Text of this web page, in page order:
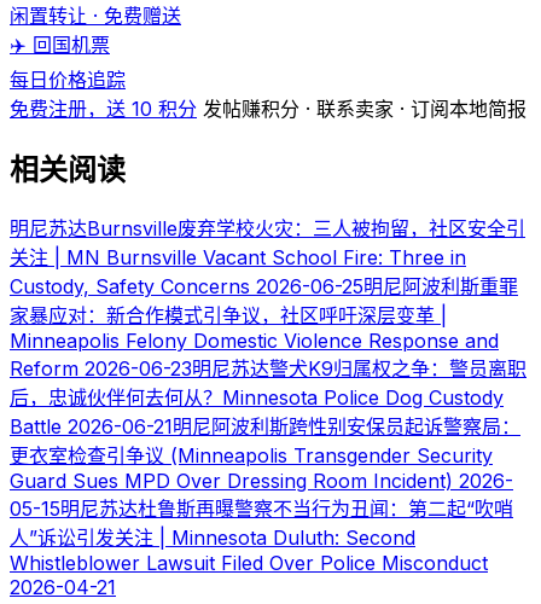
闲置转让 · 免费赠送
✈️ 回国机票
每日价格追踪
免费注册，送 10 积分 发帖赚积分 · 联系卖家 · 订阅本地简报
相关阅读
明尼苏达Burnsville废弃学校火灾：三人被拘留，社区安全引
关注 | MN Burnsville Vacant School Fire: Three in
Custody, Safety Concerns 2026-06-25明尼阿波利斯重罪
家暴应对：新合作模式引争议，社区呼吁深层变革 |
Minneapolis Felony Domestic Violence Response and
Reform 2026-06-23明尼苏达警犬K9归属权之争：警员离职
后，忠诚伙伴何去何从？Minnesota Police Dog Custody
Battle 2026-06-21明尼阿波利斯跨性别安保员起诉警察局：
更衣室检查引争议 (Minneapolis Transgender Security
Guard Sues MPD Over Dressing Room Incident) 2026-
05-15明尼苏达杜鲁斯再曝警察不当行为丑闻：第二起“吹哨
人”诉讼引发关注 | Minnesota Duluth: Second
Whistleblower Lawsuit Filed Over Police Misconduct
2026-04-21